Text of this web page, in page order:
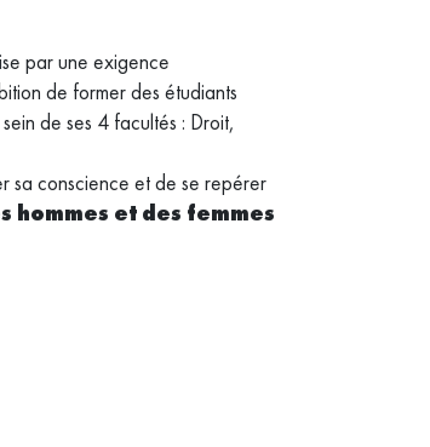
par une exigence
de former des étudiants
de ses 4 facultés : Droit,
sa conscience et de se repérer
hommes et des femmes